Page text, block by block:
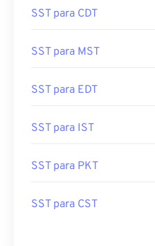
SST para CDT
SST para MST
SST para EDT
SST para IST
SST para PKT
SST para CST